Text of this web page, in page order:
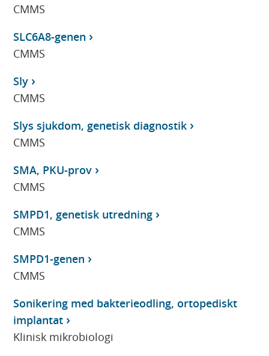
CMMS
SLC6A8-genen
CMMS
Sly
CMMS
Slys sjukdom, genetisk diagnostik
CMMS
SMA, PKU-prov
CMMS
SMPD1, genetisk utredning
CMMS
SMPD1-genen
CMMS
Sonikering med bakterieodling, ortopediskt
implantat
Klinisk mikrobiologi